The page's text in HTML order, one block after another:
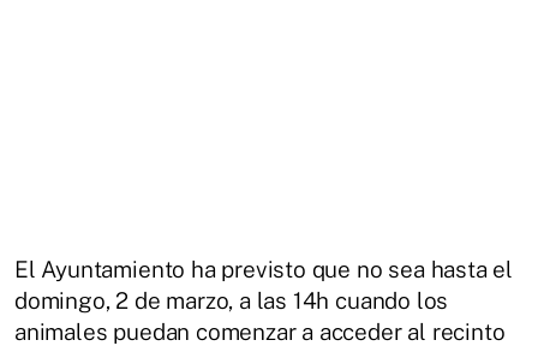
El Ayuntamiento ha previsto que no sea hasta el
domingo, 2 de marzo, a las 14h cuando los
animales puedan comenzar a acceder al recinto